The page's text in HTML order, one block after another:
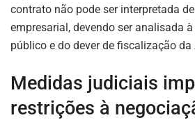
contrato não pode ser interpretada
empresarial, devendo ser analisada
público e do dever de fiscalização
Medidas judiciais
restrições à